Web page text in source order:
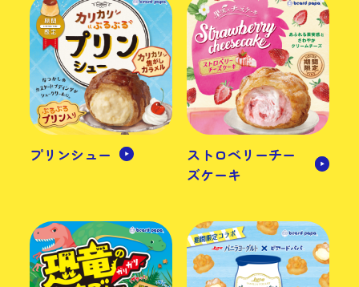
プリンシュー
ストロベリーチー
ズケーキ